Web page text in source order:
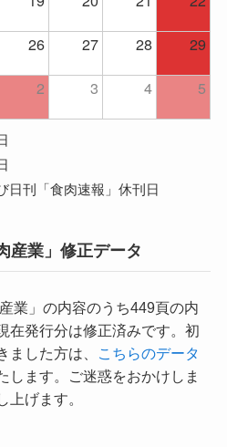
26 27 28
29
2 3 4 5
日刊「食肉速報」休刊日
産業」修正データ
業」の内容のうち449頁の内
在発行分は修正済みです。初
ました方は、
こちらのデータ
します。ご迷惑をおかけしま
上げます。